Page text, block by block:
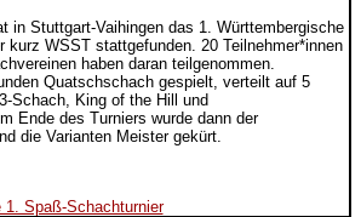
in Stuttgart-Vaihingen das 1. Württembergische
kurz WSST stattgefunden. 20 Teilnehmer*innen
haben daran teilgenommen.
Quatschschach gespielt, verteilt auf 5
Schach, King of the Hill und
Ende des Turniers wurde dann der
die Varianten Meister gekürt.
Spaß-Schachturnier